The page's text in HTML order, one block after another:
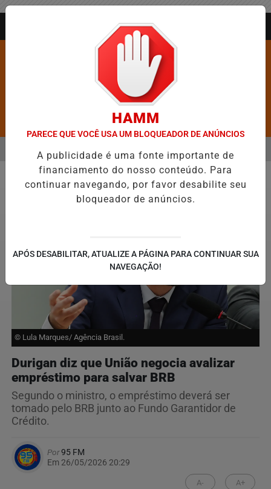
Pesquisar Notícia
É CONFIRMADA NO DIA DO EVANGÉLICO EM JEQUIÉ E REFORÇA
EM ALTA
MENU
Justiça
© Lula Marques/ Agência Brasil.
Durigan diz que União negocia avalizar
empréstimo para salvar BRB
Segundo o ministro, o empréstimo deverá ser
tomado pelo BRB junto ao Fundo Garantidor de
Crédito.
Por95 FM
Em 26/05/2026 20:29
A- A+
HAMM
PARECE QUE VOCÊ USA UM BLOQUEADOR DE ANÚNCIOS
A publicidade é uma fonte importante de
financiamento do nosso conteúdo. Para
continuar navegando, por favor desabilite seu
bloqueador de anúncios.
APÓS DESABILITAR, ATUALIZE A PÁGINA PARA CONTINUAR SUA
NAVEGAÇÃO!